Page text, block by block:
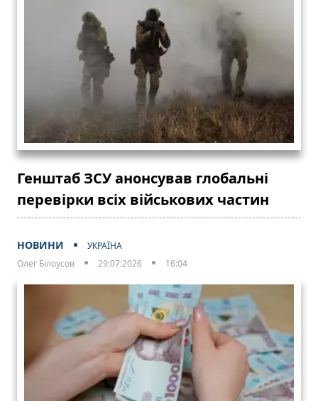
Генштаб ЗСУ анонсував глобальні
перевірки всіх військових частин
НОВИНИ
УКРАЇНА
Олег Білоусов
29:07:2026 16:04